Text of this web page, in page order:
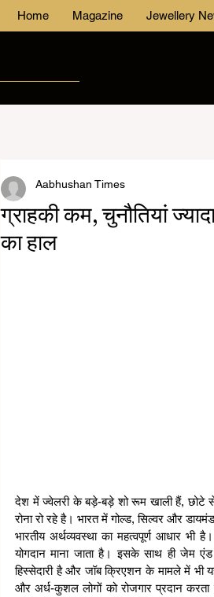
Home Magazine Jewellery
ग्राहकी कम, चुनौतियां
का हाल
Aabhushan Times
देश में ज्वेलरी के बड़े-बड़े शो रूम खाली हैं, छोटे से
रोना रो रहे है। भारत में गोल्ड, सिल्वर और
भारतीय अर्थव्यवस्था का महत्वपूर्ण आधार
योगदान माना जाता है। इसके साथ ही जेम
हिस्सेदारी है और जॉब क्रिएशन के मामले में
और अर्ध-कुशल लोगों को रोजगार प्रदान करता